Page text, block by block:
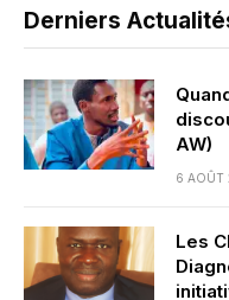
Derniers
AW)
6 AOÛT
Les